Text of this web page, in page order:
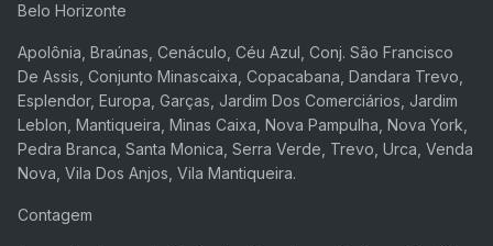
Belo Horizonte
Apolônia, Braúnas, Cenáculo, Céu Azul, Conj. São Francisco
De Assis, Conjunto Minascaixa, Copacabana, Dandara Trevo,
Esplendor, Europa, Garças, Jardim Dos Comerciários, Jardim
Leblon, Mantiqueira, Minas Caixa, Nova Pampulha, Nova York,
Pedra Branca, Santa Monica, Serra Verde, Trevo, Urca, Venda
Nova, Vila Dos Anjos, Vila Mantiqueira.
Contagem